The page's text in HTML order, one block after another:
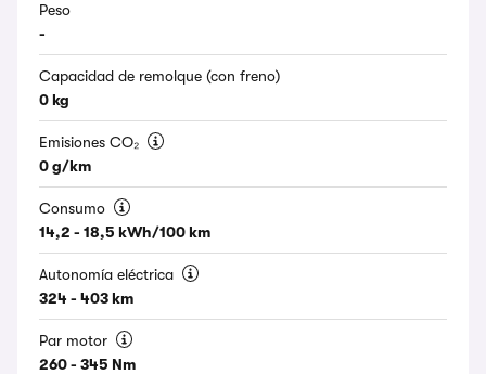
Peso
-
Capacidad de remolque (con freno)
0 kg
Emisiones CO₂
0 g/km
Consumo
14,2 - 18,5 kWh/100 km
Autonomía eléctrica
324 - 403 km
Par motor
260 - 345 Nm